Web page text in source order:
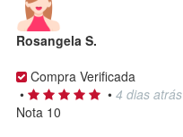
Rosangela S.
Compra Verificada
•
• 4 dias atrás
Nota 10